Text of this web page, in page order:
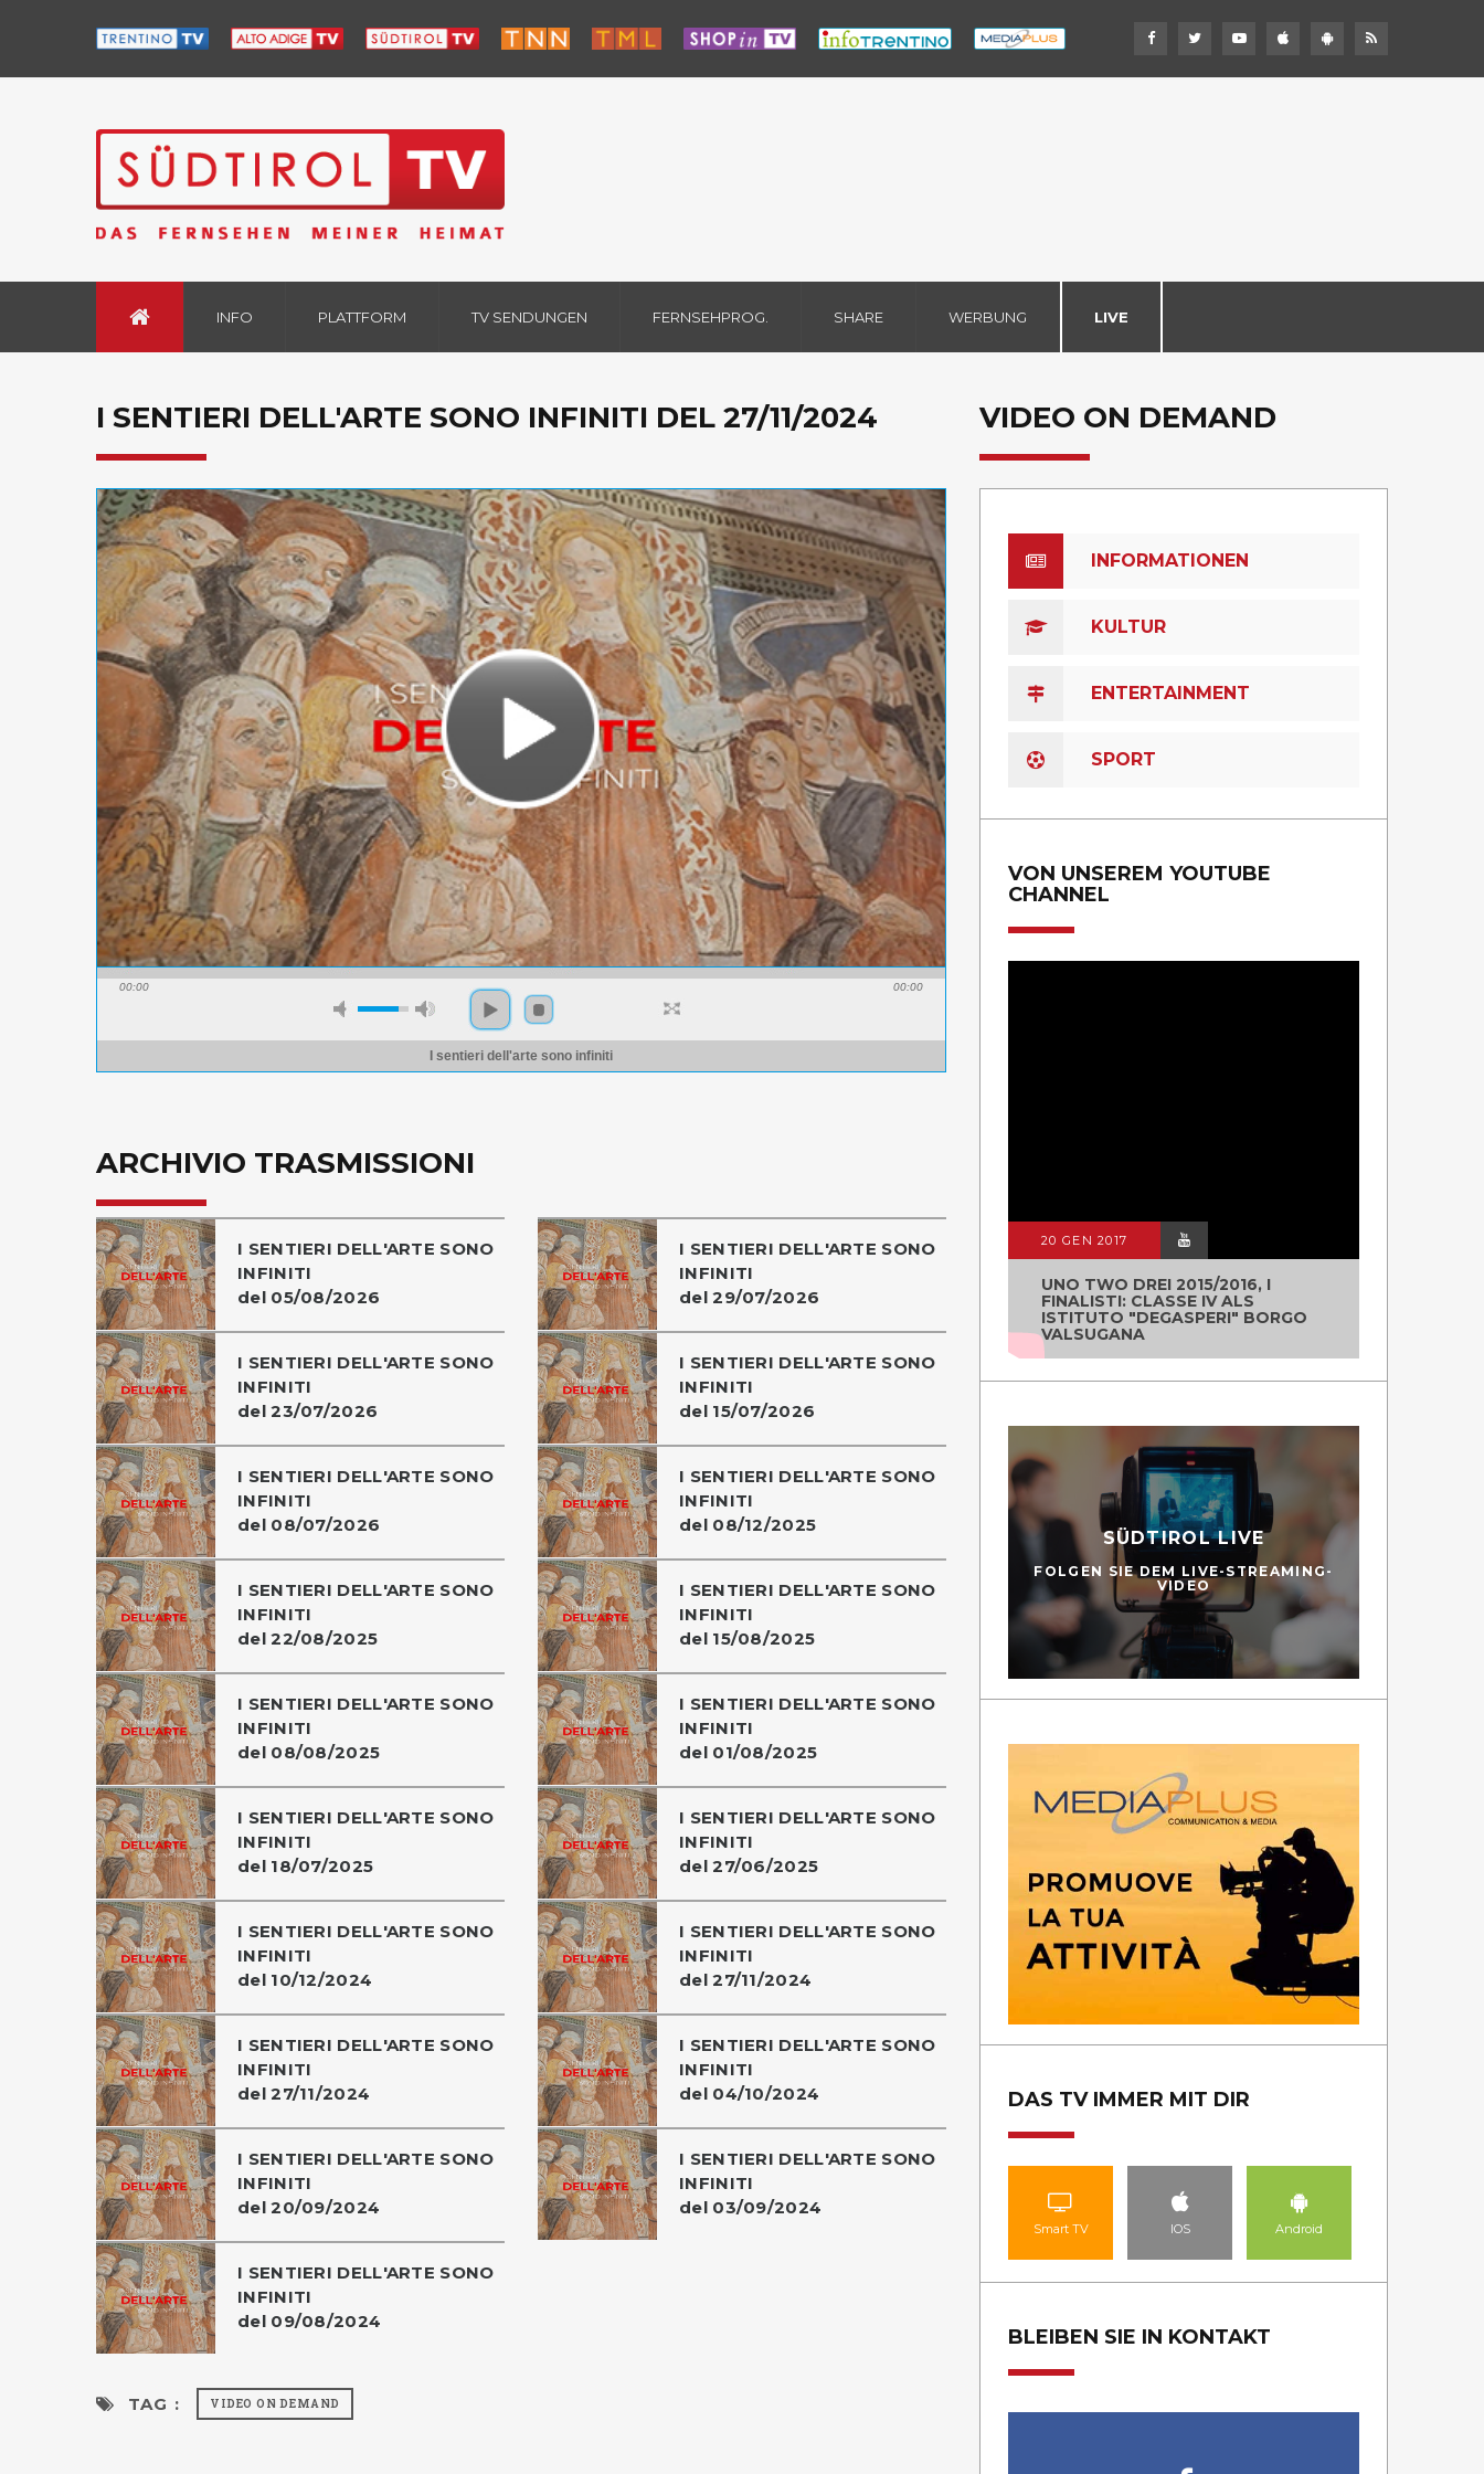
INFO PLATTFORM TV SENDUNGEN FERNSEHPROG. SHARE WERBUNG LIVE
I SENTIERI DELL'ARTE SONO INFINITI DEL 27/11/2024
00:00 00:00
I sentieri dell'arte sono infiniti
ARCHIVIO TRASMISSIONI
I SENTIERI DELL'ARTE SONO
INFINITI
del 05/08/2026
I SENTIERI DELL'ARTE SONO
INFINITI
del 29/07/2026
I SENTIERI DELL'ARTE SONO
INFINITI
del 23/07/2026
I SENTIERI DELL'ARTE SONO
INFINITI
del 15/07/2026
I SENTIERI DELL'ARTE SONO
INFINITI
del 08/07/2026
I SENTIERI DELL'ARTE SONO
INFINITI
del 08/12/2025
I SENTIERI DELL'ARTE SONO
INFINITI
del 22/08/2025
I SENTIERI DELL'ARTE SONO
INFINITI
del 15/08/2025
I SENTIERI DELL'ARTE SONO
INFINITI
del 08/08/2025
I SENTIERI DELL'ARTE SONO
INFINITI
del 01/08/2025
I SENTIERI DELL'ARTE SONO
INFINITI
del 18/07/2025
I SENTIERI DELL'ARTE SONO
INFINITI
del 27/06/2025
I SENTIERI DELL'ARTE SONO
INFINITI
del 10/12/2024
I SENTIERI DELL'ARTE SONO
INFINITI
del 27/11/2024
I SENTIERI DELL'ARTE SONO
INFINITI
del 27/11/2024
I SENTIERI DELL'ARTE SONO
INFINITI
del 04/10/2024
I SENTIERI DELL'ARTE SONO
INFINITI
del 20/09/2024
I SENTIERI DELL'ARTE SONO
INFINITI
del 03/09/2024
I SENTIERI DELL'ARTE SONO
INFINITI
del 09/08/2024
TAG : VIDEO ON DEMAND
VIDEO ON DEMAND
INFORMATIONEN
KULTUR
ENTERTAINMENT
SPORT
VON UNSEREM YOUTUBE
CHANNEL
20 GEN 2017
UNO TWO DREI 2015/2016, I
FINALISTI: CLASSE IV ALS
ISTITUTO "DEGASPERI" BORGO
VALSUGANA
SÜDTIROL LIVE
FOLGEN SIE DEM LIVE-STREAMING-
VIDEO
DAS TV IMMER MIT DIR
Smart TV IOS Android
BLEIBEN SIE IN KONTAKT